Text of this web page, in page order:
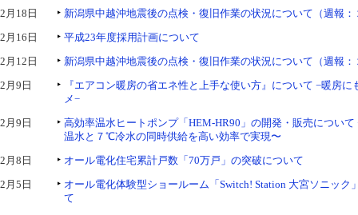
2月18日
新潟県中越沖地震後の点検・復旧作業の状況について（週報：
2月16日
平成23年度採用計画について
2月12日
新潟県中越沖地震後の点検・復旧作業の状況について（週報：
2月9日
『エアコン暖房の省エネ性と上手な使い方』について −暖房に
メ−
2月9日
高効率温水ヒートポンプ「HEM-HR90」の開発・販売につい
温水と７℃冷水の同時供給を高い効率で実現〜
2月8日
オール電化住宅累計戸数「70万戸」の突破について
2月5日
オール電化体験型ショールーム「Switch! Station 大宮ソニック
て